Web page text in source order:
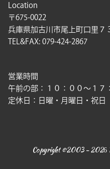
Location
〒675-0022
兵庫県加古川市尾上町口里７
TEL&FAX: 079-424-2867
営業時間
午前の部：１０：００〜１７
定休日：日曜・月曜日・祝日
Copyright ©2003 - 2026